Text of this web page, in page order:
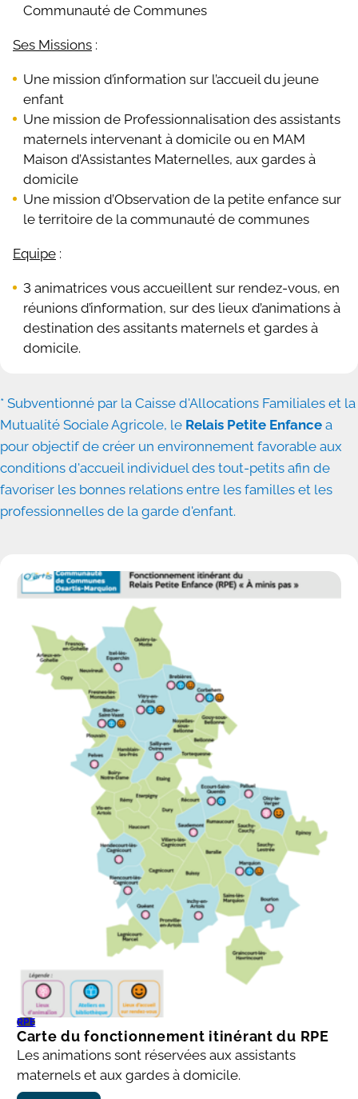
Communauté de Communes
Ses Missions :
Une mission d’information sur l’accueil du jeune
enfant
Une mission de Professionnalisation des assistants
maternels intervenant à domicile ou en MAM
Maison d’Assistantes Maternelles, aux gardes à
domicile
Une mission d’Observation de la petite enfance sur
le territoire de la communauté de communes
Equipe :
3 animatrices vous accueillent sur rendez-vous, en
réunions d’information, sur des lieux d’animations à
destination des assitants maternels et gardes à
domicile.
* Subventionné par la Caisse d'Allocations Familiales et la
Mutualité Sociale Agricole, le Relais Petite Enfance a
pour objectif de créer un environnement favorable aux
conditions d'accueil individuel des tout-petits afin de
favoriser les bonnes relations entre les familles et les
professionnelles de la garde d'enfant.
Carte du fonctionnement itinérant du RPE
Les animations sont réservées aux assistants
maternels et aux gardes à domicile.
RPE